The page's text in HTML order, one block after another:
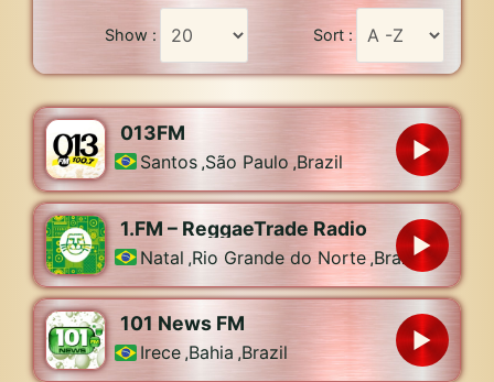
Show : Sort :
013FM
Santos ,São Paulo ,Brazil
1.FM – ReggaeTrade Radio
Natal ,Rio Grande do Norte ,Brazil
101 News FM
Irece ,Bahia ,Brazil